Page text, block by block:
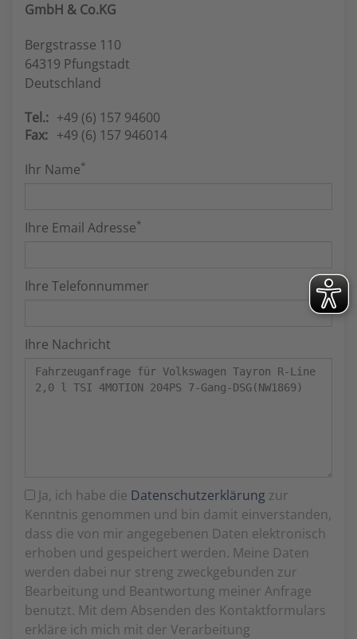
GmbH & Co.KG
Bergstrasse 110
64319 Pfungstadt
Deutschland
Tel.: +49 (6) 157 94600
Fax: +49 (6) 157 946014
Ihr Name*
Ihre Email Adresse*
Ihre Telefonnummer
Ihre Nachricht
Ja, ich habe die Datenschutzerklärung zur
Kenntnis genommen und bin damit einverstanden,
dass die von mir angegebenen Daten elektronisch
erhoben und gespeichert werden. Meine Daten
werden dabei nur streng zweckgebunden zur
Bearbeitung und Beantwortung meiner Anfrage
benutzt. Mit dem Absenden des Kontaktformulars
erkläre ich mich mit der Verarbeitung